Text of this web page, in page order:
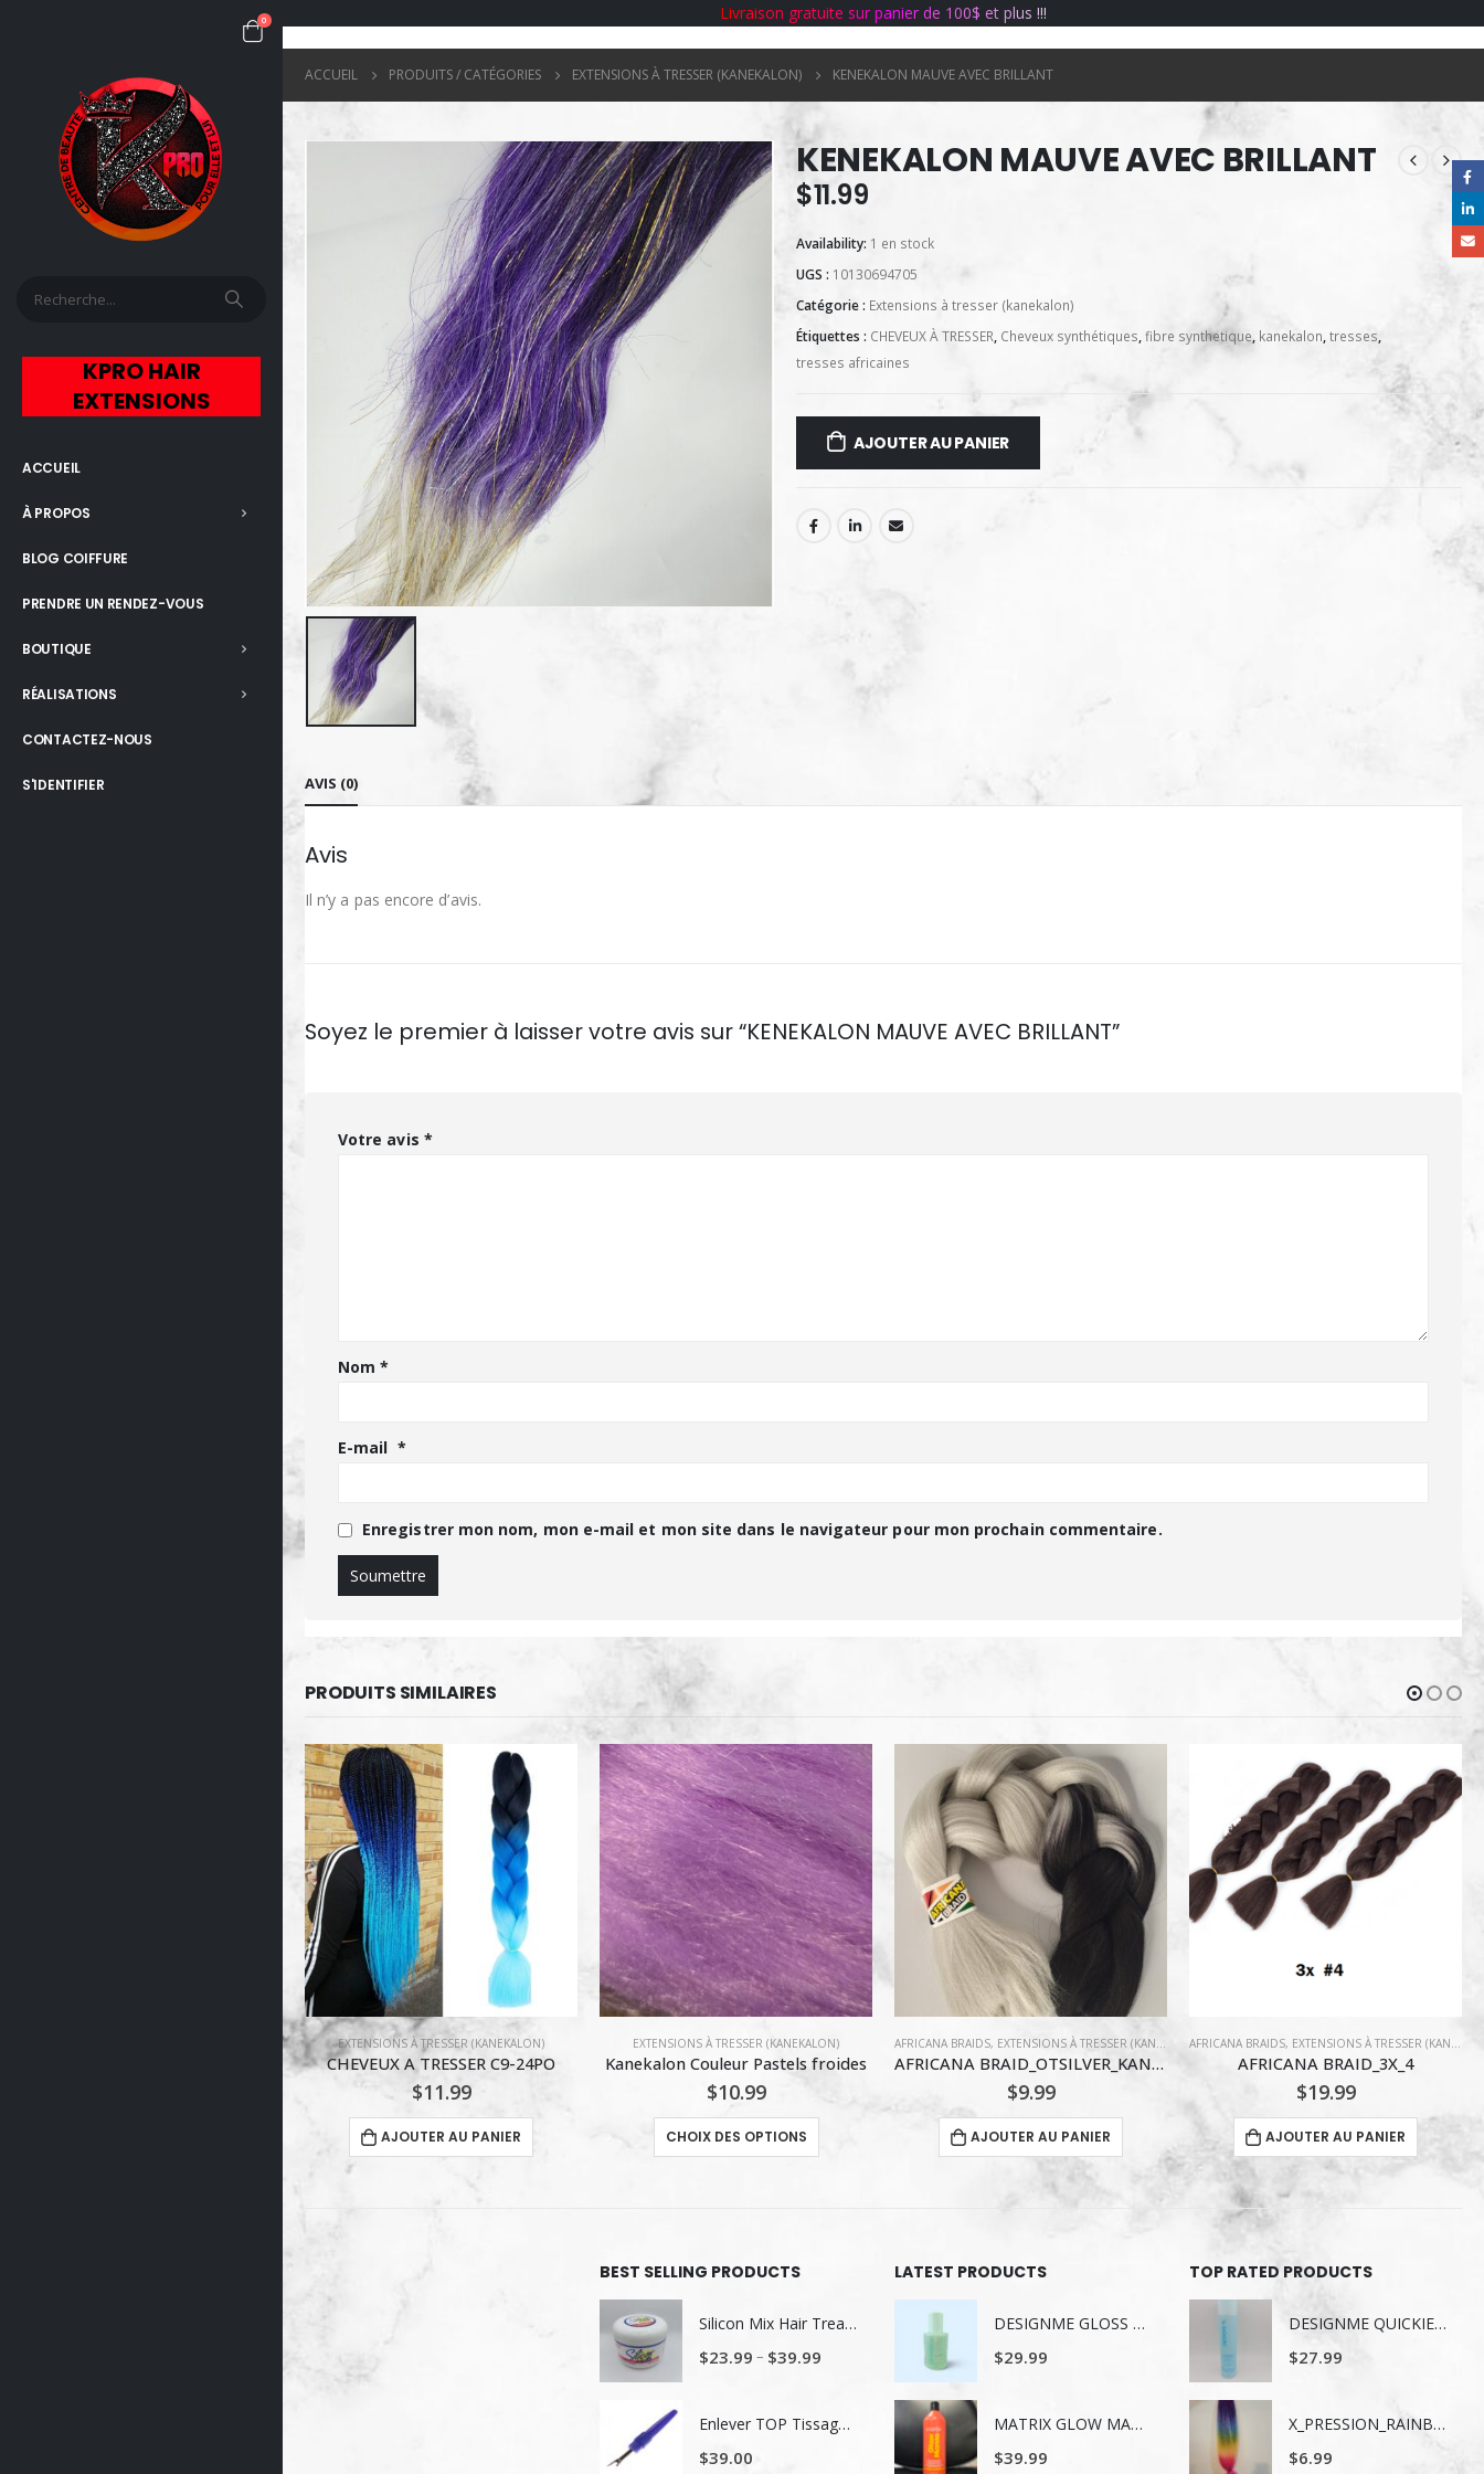
0
KPRO HAIR
EXTENSIONS
ACCUEIL
À PROPOS
BLOG COIFFURE
PRENDRE UN RENDEZ-VOUS
BOUTIQUE
RÉALISATIONS
CONTACTEZ-NOUS
S'IDENTIFIER
Livraison gratuite sur panier de 100$ et plus !!!
ACCUEIL PRODUITS / CATÉGORIES EXTENSIONS À TRESSER (KANEKALON) KENEKALON MAUVE AVEC BRILLANT
KENEKALON MAUVE AVEC BRILLANT
$11.99
Availability: 1 en stock
UGS : 10130694705
Catégorie : Extensions à tresser (kanekalon)
Étiquettes : CHEVEUX À TRESSER, Cheveux synthétiques,fibre synthetique, kanekalon,tresses,
tresses africaines
AJOUTER AU PANIER
AVIS (0)
Avis
Il n’y a pas encore d’avis.
Soyez le premier à laisser votre avis sur “KENEKALON MAUVE AVEC BRILLANT”
Votre avis *
Nom*
E-mail *
Enregistrer mon nom, mon e-mail et mon site dans le navigateur pour mon prochain commentaire.
PRODUITS SIMILAIRES
EXTENSIONS À TRESSER (KANEKALON)
Kanekalon Couleur Pastels froides
$10.99
CHOIX DES OPTIONS
Ce produit a plusieurs variations. Les options peuvent être choisies sur la page du produit
AFRICANA BRAIDS, EXTENSIONS À TRESSER (KANEKALON)
AFRICANA BRAID_OTSILVER_KANEKALON
$9.99
AJOUTER AU PANIER
AFRICANA BRAIDS, EXTENSIONS À TRESSER (KANEKALON)
AFRICANA BRAID_3X_4
$19.99
AJOUTER AU PANIER
EXTENSIONS À TRESSER (KANEKALON)
KANEKALON
$11.99
AJOUTER AU PANIER
BEST SELLING PRODUCTS
Silicon Mix Hair Treatment
$23.99 – $39.99
Enlever TOP Tissage/ Lavage de tête
$39.00
LATEST PRODUCTS
DESIGNME GLOSS ME SERUM POUR LES CHEVEUX 80ML
$29.99
MATRIX GLOW MANIA SHAMPOING 1LITRE
$39.99
TOP RATED PRODUCTS
DESIGNME QUICKIE.ME Shampooing Sec – Tons Foncés & Bruns – 339 ml
$27.99
X_PRESSION_RAINBOW
$6.99